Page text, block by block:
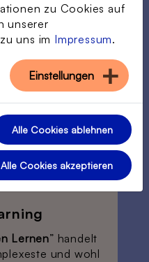
©
Lernen” handelt
und wohl
zu Cookies auf
unserer
uns im Impressum.
Einstellungen
Alle Cookies ablehnen
Alle Cookies akzeptieren